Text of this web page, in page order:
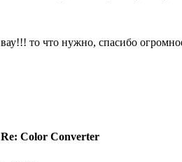
вау!!! то что нужно, спасибо
Re: Color Converter